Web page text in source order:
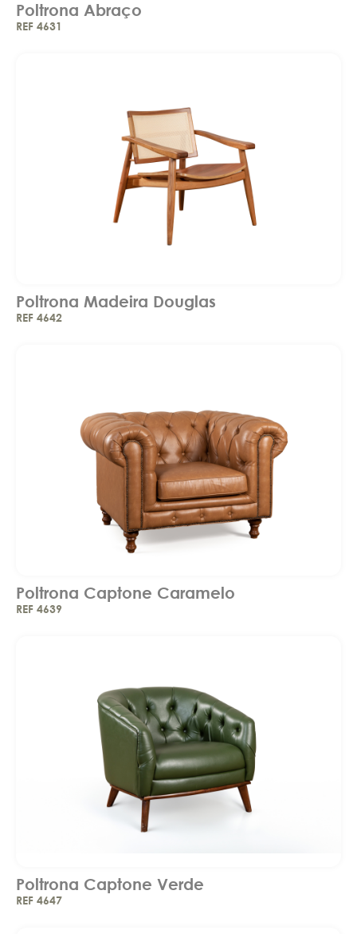
Poltrona Abraço
REF 4631
Poltrona Madeira Douglas
REF 4642
Poltrona Captone Caramelo
REF 4639
Poltrona Captone Verde
REF 4647